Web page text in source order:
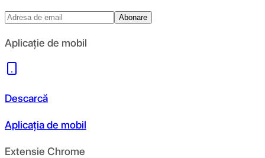
Abonare
Aplicație de mobil
Descarcă
Aplicația de mobil
Extensie Chrome